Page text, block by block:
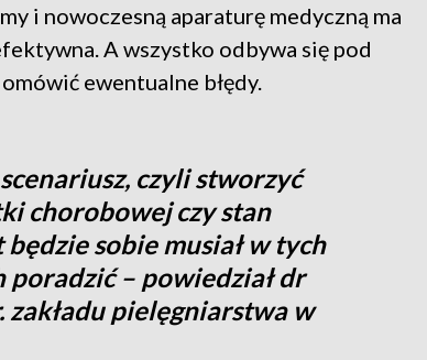
i nowoczesną aparaturę medyczną ma
A wszystko odbywa się pod
ewentualne błędy.
czyli stworzyć
chorobowej czy stan
sobie musiał w tych
– powiedział dr
zakładu pielęgniarstwa w